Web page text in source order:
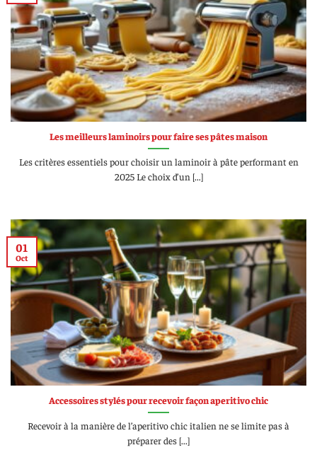
Les meilleurs laminoirs pour faire ses pâtes maison
Les critères essentiels pour choisir un laminoir à pâte performant en
2025 Le choix d’un [...]
Accessoires stylés pour recevoir façon aperitivo chic
Recevoir à la manière de l’aperitivo chic italien ne se limite pas à
préparer des [...]
01
Oct